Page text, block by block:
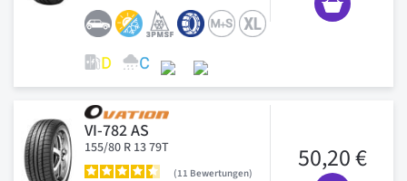
VI-782 AS
155/80 R 13 79T
11 Bewertungen 50,20 €